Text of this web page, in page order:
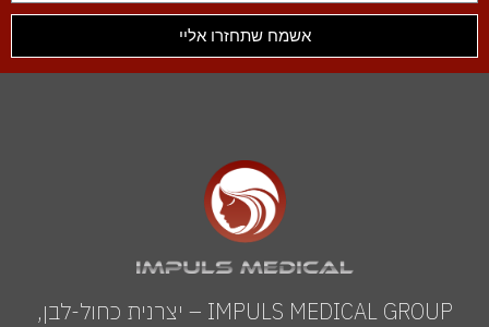
אשמח שתחזרו אליי
IMPULS MEDICAL GROUP – יצרנית כחול-לבן,